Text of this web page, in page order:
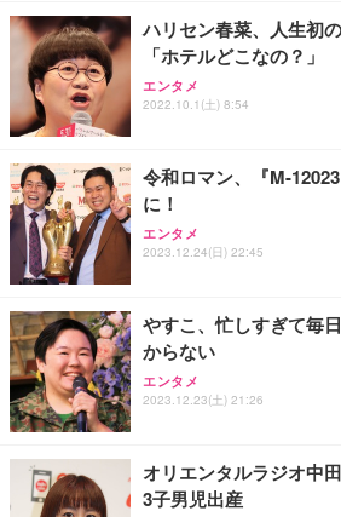
ョン PCチェア 通気性メッ
務用 おしゃれ パソコンチ
Sezlife オフィスチェア デ
ワーク チェア 強化バックレ
能 人間工学 椅子 腰サポー
務用 おしゃれ パソコンチ
ANDWINT オフィスチェア
ッシュ 通気性 ランバーサポ
ス圧無段階昇降 360度回転
【整備済み品】Dell
ー フルHD（1920×1080）
ort/VGA スピーカー内蔵 高
【MiniLED/24.5inch/280Hz/
HOOTER Gaming Monitor
グモニター QD 24.5インチ
Smart Basic(スマートベー
限定】 Smart Basic アイリ
超厚型 お徳用 ワイド 100枚
アイリスオーヤマ ペットシ
ュラー 200枚入【
ハリセン春菜、人生初
「ホテルどこなの？」
エンタメ
2022.10.1(土) 8:54
令和ロマン、『M-
に！
エンタメ
2023.12.24(日) 22:45
やすこ、忙しすぎて毎
からない
エンタメ
2023.12.23(土) 21:26
オリエンタルラジオ中
3子男児出産